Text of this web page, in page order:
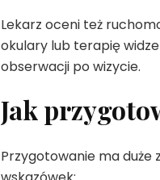
Lekarz oceni też
okulary lub terapię
obserwacji po wizycie.
Jak
Przygotowanie ma duże